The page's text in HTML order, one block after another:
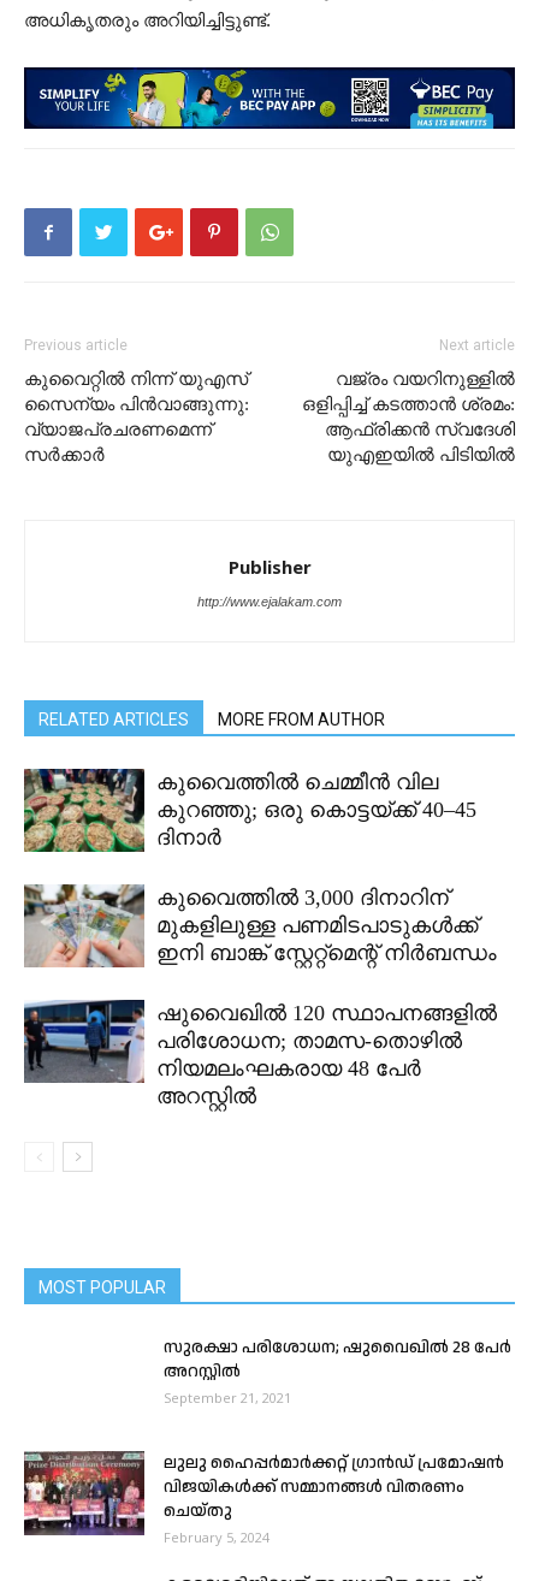
അധികൃതരും അറിയിച്ചിട്ടുണ്ട്.
Previous article
കുവൈറ്റില്‍ നിന്ന് യുഎസ്
സൈന്യം പിൻവാങ്ങുന്നു:
വ്യാജപ്രചരണമെന്ന്
സർക്കാർ
Next article
വജ്രം വയറിനുള്ളിൽ
ഒളിപ്പിച്ച് കടത്താൻ ശ്രമം:
ആഫ്രിക്കൻ സ്വദേശി
യുഎഇയില്‍ പിടിയിൽ
Publisher
http://www.ejalakam.com
RELATED ARTICLES MORE FROM AUTHOR
കുവൈത്തിൽ ചെമ്മീൻ വില
കുറഞ്ഞു; ഒരു കൊട്ടയ്ക്ക് 40–45
ദിനാർ
കുവൈത്തിൽ 3,000 ദിനാറിന്
മുകളിലുള്ള പണമിടപാടുകൾക്ക്
ഇനി ബാങ്ക് സ്റ്റേറ്റ്മെന്റ് നിർബന്ധം
ഷുവൈഖിൽ 120 സ്ഥാപനങ്ങളിൽ
പരിശോധന; താമസ-തൊഴിൽ
നിയമലംഘകരായ 48 പേർ
അറസ്റ്റിൽ
MOST POPULAR
സുരക്ഷാ പരിശോധന; ഷുവൈഖിൽ 28 പേർ
അറസ്റ്റിൽ
September 21, 2021
ലുലു ഹൈപ്പർമാർക്കറ്റ് ഗ്രാൻഡ് പ്രമോഷൻ
വിജയികൾക്ക് സമ്മാനങ്ങൾ വിതരണം
ചെയ്തു
February 5, 2024